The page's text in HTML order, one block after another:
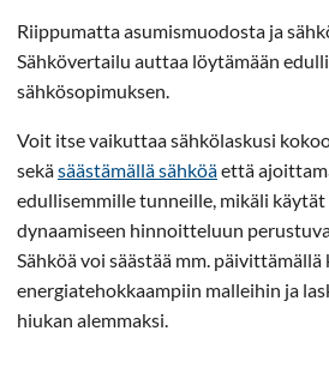
Riippumatta asumismuodosta ja
Sähkövertailu auttaa löytämään
sähkösopimuksen.
Voit itse vaikuttaa sähkölaskusi
sekäsäästämällä sähköäettä
edullisemmille tunneille, mikäli
dynaamiseen hinnoitteluun
Sähköä voi säästää mm.
energiatehokkaampiin malleihin ja
hiukan alemmaksi.